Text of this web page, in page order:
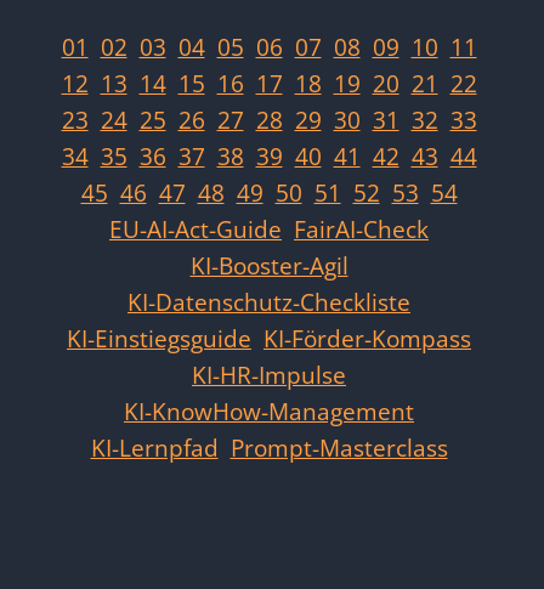
01 02 03 04 05 06 07 08 09 10 11
12 13 14 15 16 17 18 19 20 21 22
23 24 25 26 27 28 29 30 31 32 33
34 35 36 37 38 39 40 41 42 43 44
45 46 47 48 49 50 51 52 53 54
EU-AI-Act-Guide FairAI-Check
KI-Booster-Agil
KI-Datenschutz-Checkliste
KI-Einstiegsguide KI-Förder-Kompass
KI-HR-Impulse
KI-KnowHow-Management
KI-Lernpfad Prompt-Masterclass